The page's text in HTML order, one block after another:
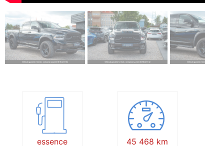
essence 45 468 km